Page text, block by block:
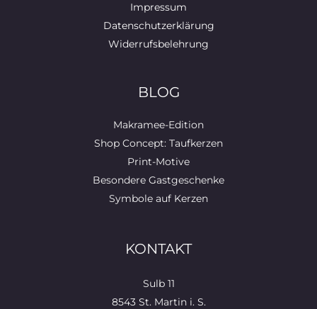
Impressum
Datenschutzerklärung
Widerrufsbelehrung
BLOG
Makramee-Edition
Shop Concept: Taufkerzen
Print-Motive
Besondere Gastgeschenke
Symbole auf Kerzen
KONTAKT
Sulb 11
8543 St. Martin i. S.